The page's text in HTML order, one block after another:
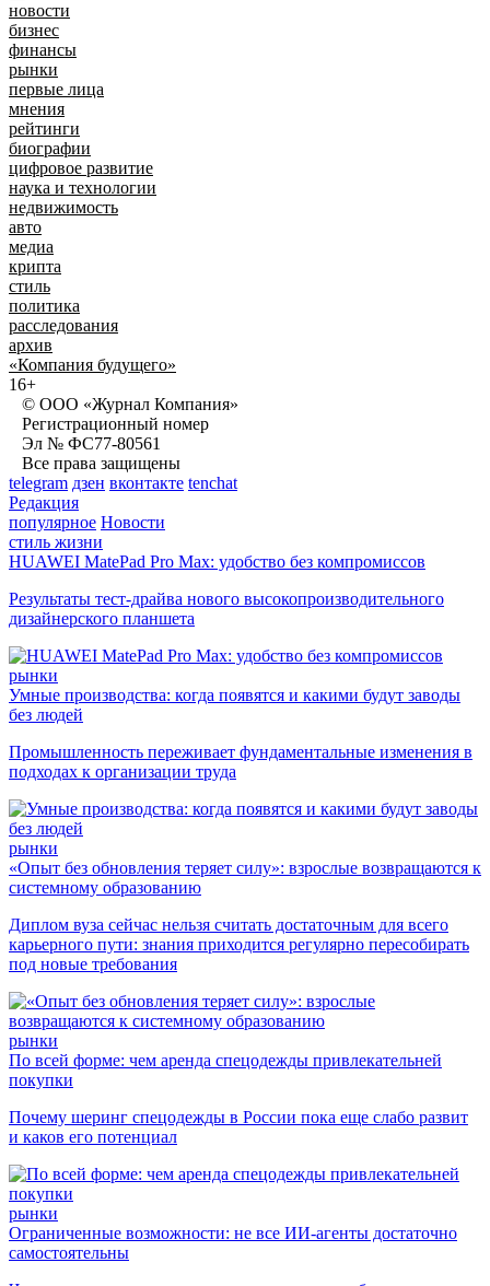
новости
бизнес
финансы
рынки
первые лица
мнения
рейтинги
биографии
цифровое развитие
наука и технологии
недвижимость
авто
медиа
крипта
стиль
политика
расследования
архив
«Компания будущего»
16+
© ООО «Журнал Компания»
Регистрационный номер
Эл № ФС77-80561
Все права защищены
telegram дзен вконтакте tenchat
Редакция
популярное Новости
стиль жизни
HUAWEI MatePad Pro Max: удобство без компромиссов
Результаты тест-драйва нового высокопроизводительного
дизайнерского планшета
рынки
Умные производства: когда появятся и какими будут заводы
без людей
Промышленность переживает фундаментальные изменения в
подходах к организации труда
рынки
«Опыт без обновления теряет силу»: взрослые возвращаются к
системному образованию
Диплом вуза сейчас нельзя считать достаточным для всего
карьерного пути: знания приходится регулярно пересобирать
под новые требования
рынки
По всей форме: чем аренда спецодежды привлекательней
покупки
Почему шеринг спецодежды в России пока еще слабо развит
и каков его потенциал
рынки
Ограниченные возможности: не все ИИ-агенты достаточно
самостоятельны